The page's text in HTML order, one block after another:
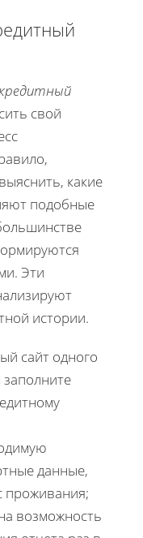
свой
какие
подобные
Эти
истории.
сайт одного
данные,
проживания;
возможность